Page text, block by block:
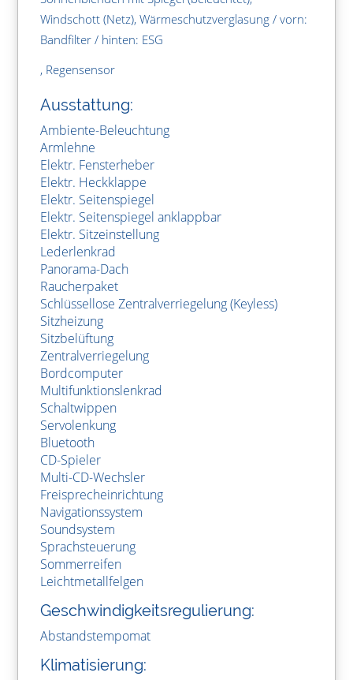
Windschott (Netz), Wärmeschutzverglasung / vorn:
Bandfilter / hinten: ESG
, Regensensor
Ausstattung:
Ambiente-Beleuchtung
Armlehne
Elektr. Fensterheber
Elektr. Heckklappe
Elektr. Seitenspiegel
Elektr. Seitenspiegel anklappbar
Elektr. Sitzeinstellung
Lederlenkrad
Panorama-Dach
Raucherpaket
Schlüssellose Zentralverriegelung (Keyless)
Sitzheizung
Sitzbelüftung
Zentralverriegelung
Bordcomputer
Multifunktionslenkrad
Schaltwippen
Servolenkung
Bluetooth
CD-Spieler
Multi-CD-Wechsler
Freisprecheinrichtung
Navigationssystem
Soundsystem
Sprachsteuerung
Sommerreifen
Leichtmetallfelgen
Geschwindigkeitsregulierung:
Abstandstempomat
Klimatisierung: